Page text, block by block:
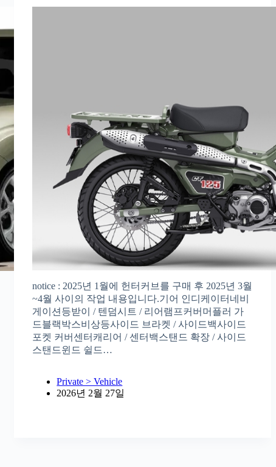
notice : 2025년 1월에 헌터커브를 구매 후 2025년 3월
~4월 사이의 작업 내용입니다.기어 인디케이터네비
게이션등받이 / 텐덤시트 / 리어램프커버머플러 가
드블랙박스비상등사이드 브라켓 / 사이드백사이드
포켓 커버센터캐리어 / 센터백스탠드 확장 / 사이드
스탠드윈드 쉴드…
Private > Vehicle
2026년 2월 27일